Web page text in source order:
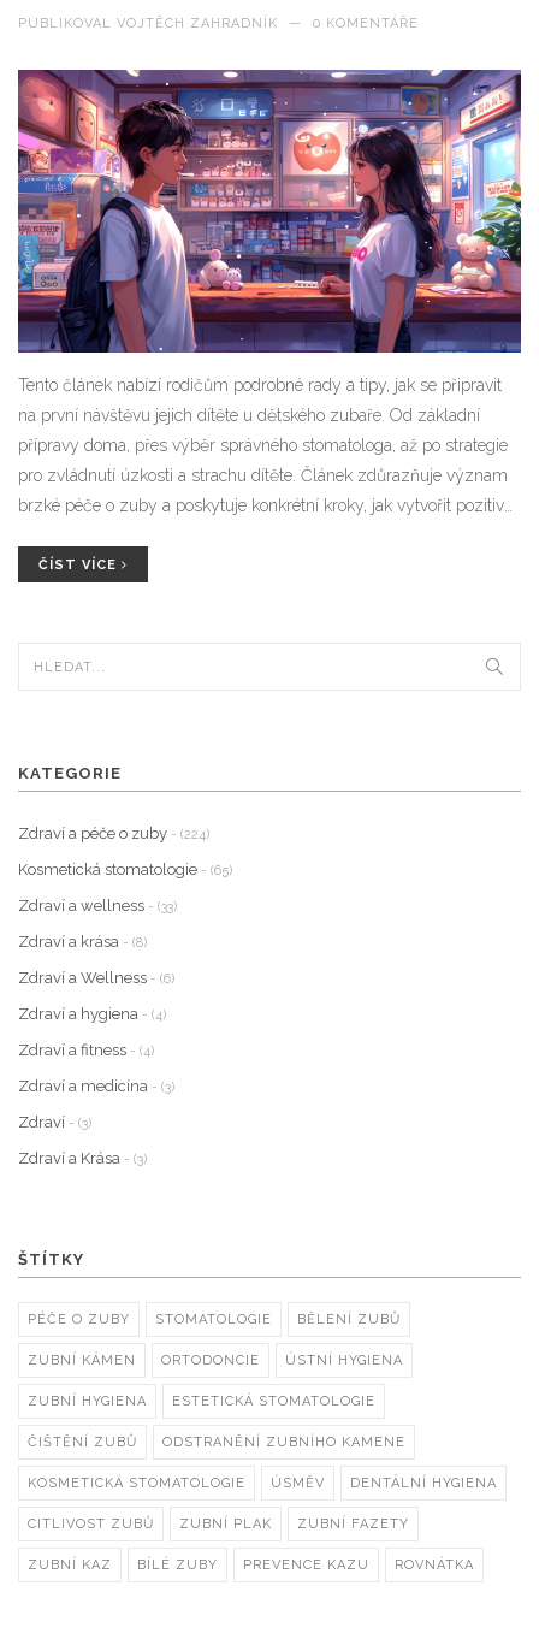
PUBLIKOVAL VOJTĚCH ZAHRADNÍK — 0 KOMENTÁŘE
Tento článek nabízí rodičům podrobné rady a tipy, jak se připravit
na první návštěvu jejich dítěte u dětského zubaře. Od základní
přípravy doma, přes výběr správného stomatologa, až po strategie
pro zvládnutí úzkosti a strachu dítěte. Článek zdůrazňuje význam
brzké péče o zuby a poskytuje konkrétní kroky, jak vytvořit pozitivní
ČÍST VÍCE
KATEGORIE
Zdraví a péče o zuby - (224)
Kosmetická stomatologie - (65)
Zdraví a wellness - (33)
Zdraví a krása - (8)
Zdraví a Wellness - (6)
Zdraví a hygiena - (4)
Zdraví a fitness - (4)
Zdraví a medicína - (3)
Zdraví - (3)
Zdraví a Krása - (3)
ŠTÍTKY
PÉČE O ZUBY STOMATOLOGIE BĚLENÍ ZUBŮ
ZUBNÍ KÁMEN ORTODONCIE ÚSTNÍ HYGIENA
ZUBNÍ HYGIENA ESTETICKÁ STOMATOLOGIE
ČIŠTĚNÍ ZUBŮ ODSTRANĚNÍ ZUBNÍHO KAMENE
KOSMETICKÁ STOMATOLOGIE ÚSMĚV DENTÁLNÍ HYGIENA
CITLIVOST ZUBŮ ZUBNÍ PLAK ZUBNÍ FAZETY
ZUBNÍ KAZ BÍLÉ ZUBY PREVENCE KAZU ROVNÁTKA